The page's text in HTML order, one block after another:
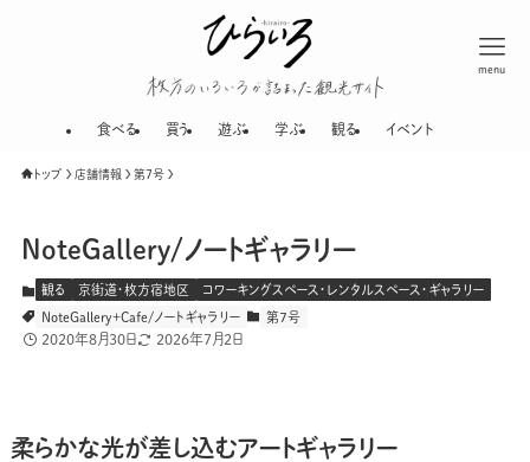
menu
食べる 買う 遊ぶ 学ぶ 観る イベント
トップ 店舗情報 第７号
NoteGallery/ノートギャラリー
観る 京街道・枚方宿地区 コワーキングスペース・レンタルスペース・ギャラリー
NoteGallery＋Cafe/ノートギャラリー 第７号
2020年8月30日 2026年7月2日
柔らかな光が差し込むアートギャラリー